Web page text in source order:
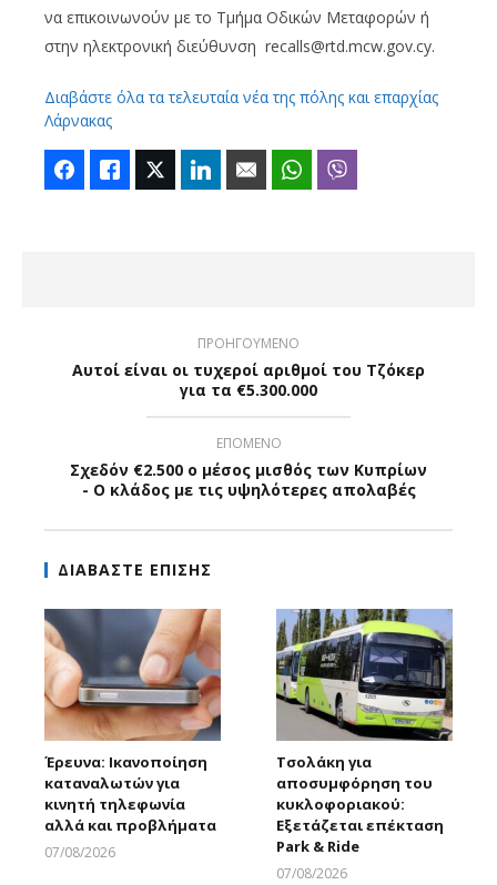
να επικοινωνούν με το Τμήμα Οδικών Μεταφορών ή
στην ηλεκτρονική διεύθυνση recalls@rtd.mcw.gov.cy.
Διαβάστε όλα τα τελευταία νέα της πόλης και επαρχίας
Λάρνακας
FacebookLike Twitter LinkedIn Email WhatsApp
ΠΡΟΗΓΟΥΜΕΝΟ
Αυτοί είναι οι τυχεροί αριθμοί του Τζόκερ
για τα €5.300.000
ΕΠΟΜΕΝΟ
Σχεδόν €2.500 ο μέσος μισθός των Κυπρίων
- Ο κλάδος με τις υψηλότερες απολαβές
ΔΙΑΒΑΣΤΕ ΕΠΙΣΗΣ
Έρευνα: Ικανοποίηση
καταναλωτών για
κινητή τηλεφωνία
αλλά και προβλήματα
07/08/2026
Τσολάκη για
αποσυμφόρηση του
κυκλοφοριακού:
Εξετάζεται επέκταση
Park & Ride
07/08/2026